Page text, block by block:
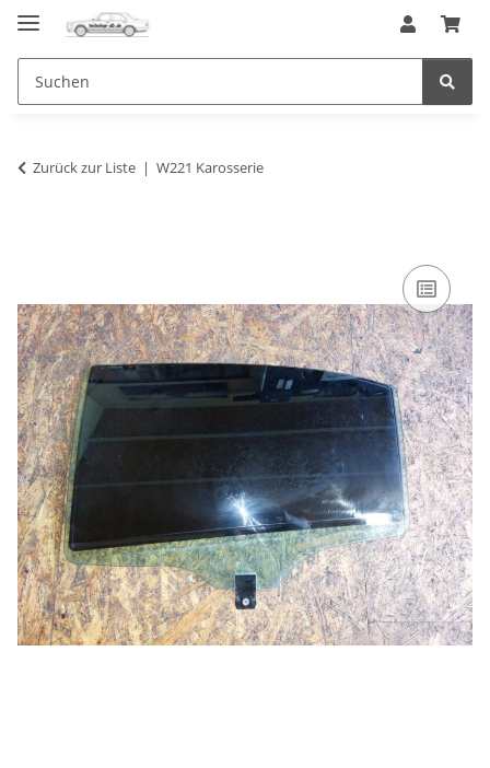
Zurück zur Liste W221 Karosserie